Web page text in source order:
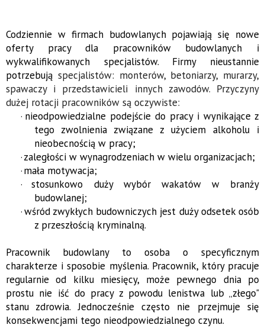
Codziennie w firmach budowlanych pojawiają się nowe
oferty pracy dla pracowników budowlanych i
wykwalifikowanych specjalistów. Firmy nieustannie
potrzebują specjalistów: monterów, betoniarzy, murarzy,
spawaczy i przedstawicieli innych zawodów. Przyczyny
dużej rotacji pracowników są oczywiste:
· nieodpowiedzialne podejście do pracy i wynikające z
tego zwolnienia związane z użyciem alkoholu i
nieobecnością w pracy;
·zaległości w wynagrodzeniach w wielu organizacjach;
·mała motywacja;
·
stosunkowo duży wybór wakatów w branży
budowlanej;
·wśród zwykłych budowniczych jest duży odsetek osób
z przeszłością kryminalną.
Pracownik budowlany to osoba o specyficznym
charakterze i sposobie myślenia. Pracownik, który pracuje
regularnie od kilku miesięcy, może pewnego dnia po
prostu nie iść do pracy z powodu lenistwa lub „złego"
stanu zdrowia. Jednocześnie często nie przejmuje się
konsekwencjami tego nieodpowiedzialnego czynu.